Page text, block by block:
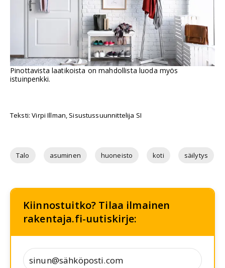
Pinottavista laatikoista on mahdollista luoda myös
istuinpenkki.
Teksti: Virpi Illman, Sisustussuunnittelija SI
Talo asuminen huoneisto koti säilytys
Kiinnostuitko? Tilaa ilmainen
rakentaja.fi-uutiskirje: